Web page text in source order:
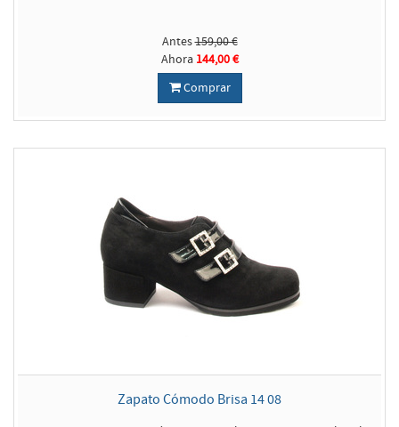
Antes159,00 €
Ahora 144,00 €
Comprar
Zapato Cómodo Brisa 14 08